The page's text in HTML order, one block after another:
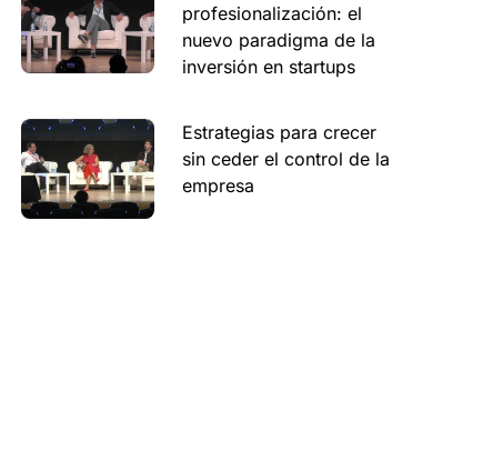
profesionalización: el
nuevo paradigma de la
inversión en startups
Estrategias para crecer
sin ceder el control de la
empresa